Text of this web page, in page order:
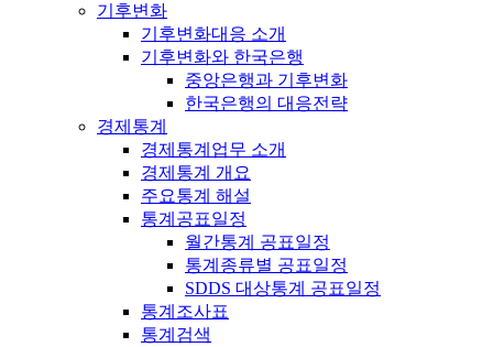
기후변화
기후변화대응 소개
기후변화와 한국은행
중앙은행과 기후변화
한국은행의 대응전략
경제통계
경제통계업무 소개
경제통계 개요
주요통계 해설
통계공표일정
월간통계 공표일정
통계종류별 공표일정
SDDS 대상통계 공표일정
통계조사표
통계검색